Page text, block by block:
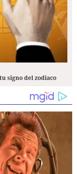
signo del zodiaco